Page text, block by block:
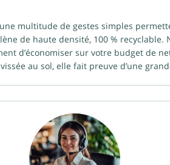
multitude de gestes simples
de haute densité, 100 %
d’économiser sur votre budget de
au sol, elle fait preuve d’une